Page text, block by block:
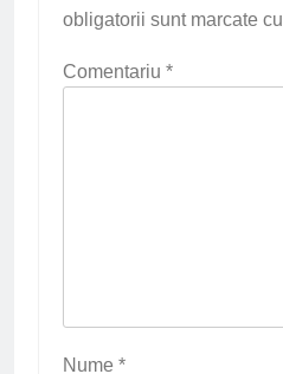
obligatorii sunt marcate cu
Comentariu *
Nume *